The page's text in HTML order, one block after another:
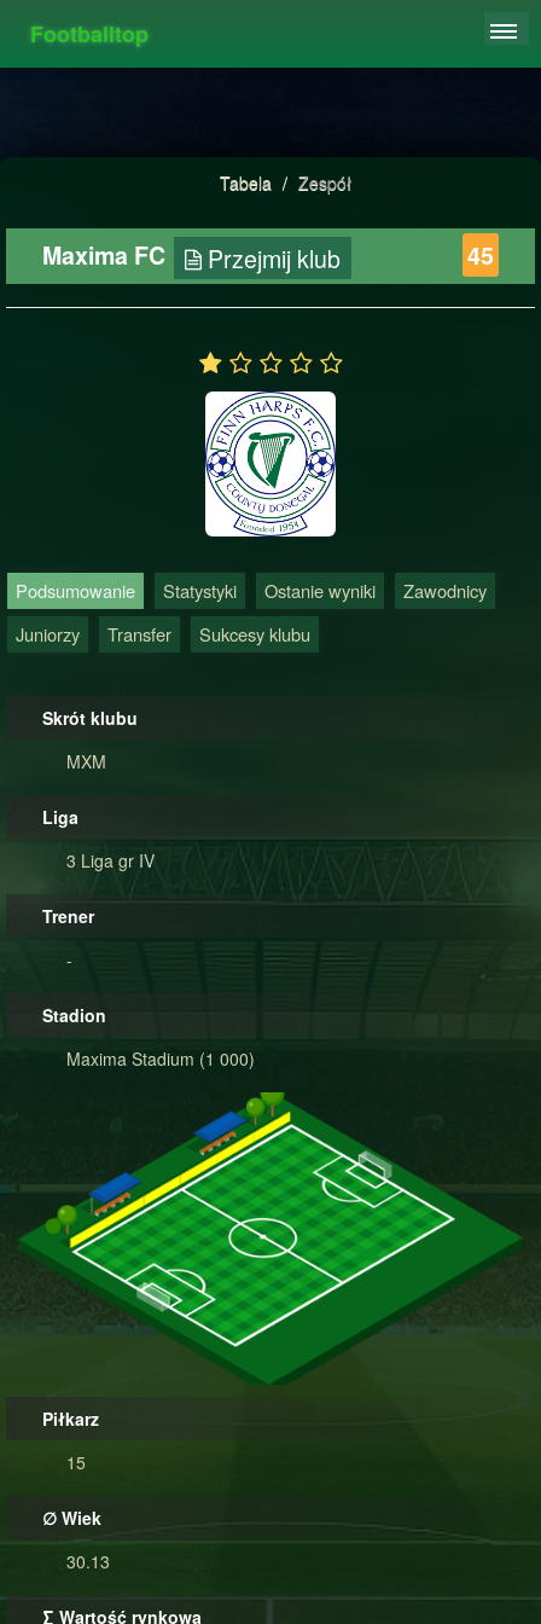
Footballtop
STATYSTYKI
Tabela / Zespół
Maxima FC Przejmij klub 45
Podsumowanie Statystyki Ostanie wyniki
Zawodnicy
Juniorzy
Transfer Sukcesy klubu
Skrót klubu
MXM
Liga
3 Liga gr IV
Trener
-
Stadion
Maxima Stadium (1 000)
Piłkarz
15
∅ Wiek
30.13
∑ Wartość rynkowa